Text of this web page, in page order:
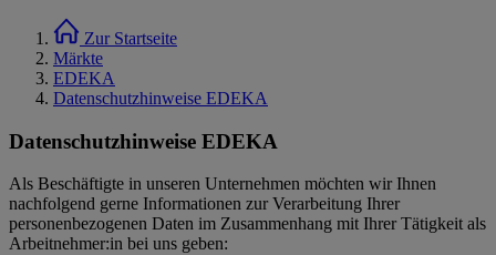
Zur Startseite
Märkte
EDEKA
Datenschutzhinweise EDEKA
Datenschutzhinweise EDEKA
Als Beschäftigte in unseren Unternehmen möchten wir Ihnen
nachfolgend gerne Informationen zur Verarbeitung Ihrer
personenbezogenen Daten im Zusammenhang mit Ihrer Tätigkeit als
Arbeitnehmer:in bei uns geben: